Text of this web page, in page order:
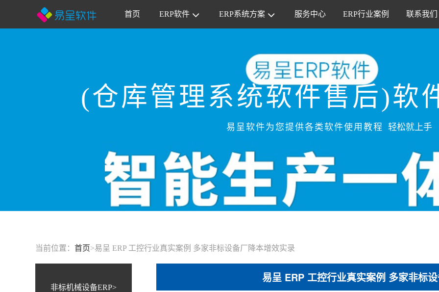
首页 ERP软件 ERP系统方案 服务中心 ERP行业案例 联系我们
(仓库管理系统软件售后)软
易呈软件为您提供各类软件使用教程 轻松就上手
当前位置： 首页>易呈 ERP 工控行业真实案例 多家非标设备厂降本增效实录
非标机械设备ERP>
易呈 ERP 工控行业真实案例 多家非标